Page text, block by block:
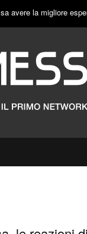
avere la migliore